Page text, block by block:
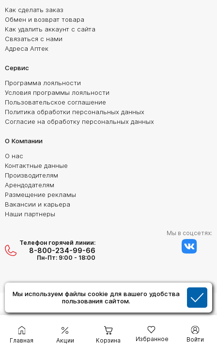
Мы используем файлы cookie для вашего удобства
пользования сайтом.
Главная Акции Корзина Избранное Войти
Как сделать заказ
Обмен и возврат товара
Как удалить аккаунт с сайта
Связаться с нами
Адреса Аптек
Сервис
Программа лояльности
Условия программы лояльности
Пользовательское соглашение
Политика обработки персональных данных
Согласие на обработку персональных данных
О Компании
О нас
Контактные данные
Производителям
Арендодателям
Размещение рекламы
Вакансии и карьера
Наши партнеры
Телефон горячей линии:
8-800-234-99-66
Пн-Пт: 9:00 - 18:00
Мы в соцсетях: